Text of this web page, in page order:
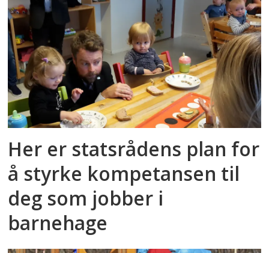
Her er statsrådens plan for
å styrke kompetansen til
deg som jobber i
barnehage